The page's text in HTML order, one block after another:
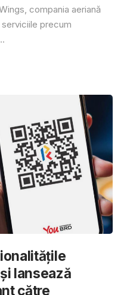
compania aeriană
precum
lansează
către